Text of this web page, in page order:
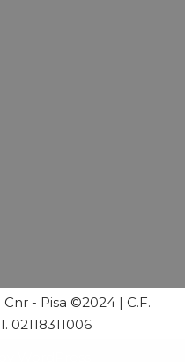
- Pisa ©2024 | C.F.
02118311006